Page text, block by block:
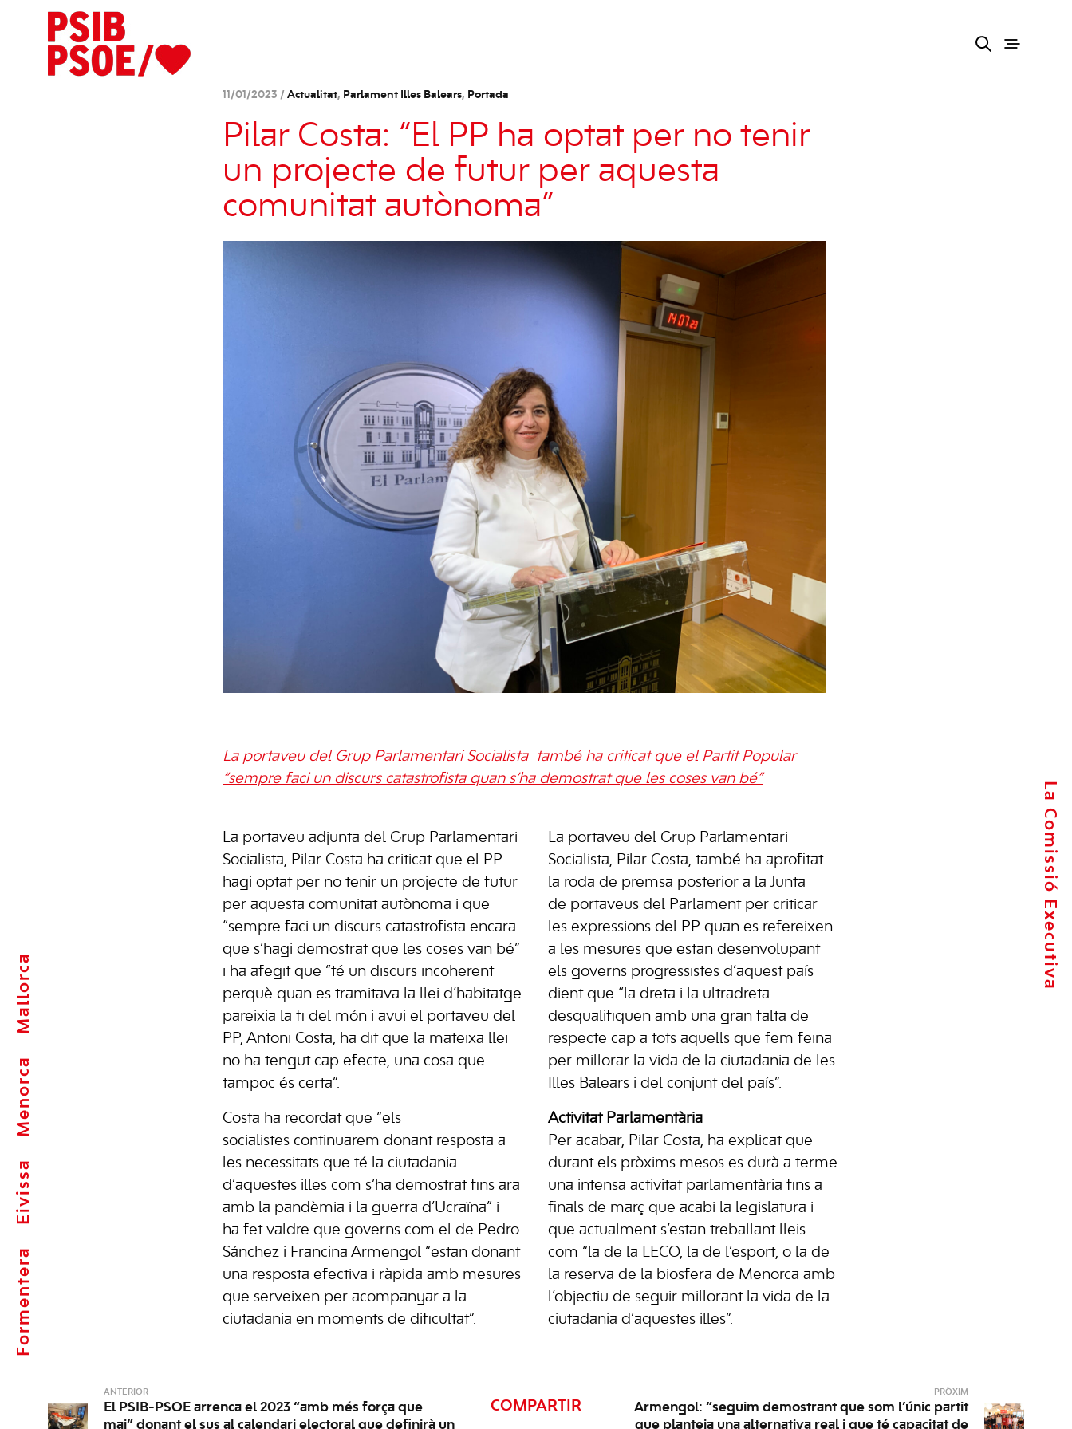
Formentera
Eivissa
Menorca
Mallorca
La Comissió Executiva
11/01/2023 / Actualitat, Parlament Illes Balears, Portada
Pilar Costa: “El PP ha optat per no tenir
un projecte de futur per aquesta
comunitat autònoma”
La portaveu del Grup Parlamentari Socialista també ha criticat que el Partit Popular
“sempre faci un discurs catastrofista quan s’ha demostrat que les coses van bé”
La portaveu adjunta del Grup Parlamentari
Socialista, Pilar Costa ha criticat que el PP
hagi optat per no tenir un projecte de futur
per aquesta comunitat autònoma i que
“sempre faci un discurs catastrofista encara
que s’hagi demostrat que les coses van bé”
i ha afegit que “té un discurs incoherent
perquè quan es tramitava la llei d’habitatge
pareixia la fi del món i avui el portaveu del
PP, Antoni Costa, ha dit que la mateixa llei
no ha tengut cap efecte, una cosa que
tampoc és certa”.
Costa ha recordat que “els
socialistes continuarem donant resposta a
les necessitats que té la ciutadania
d’aquestes illes com s’ha demostrat fins ara
amb la pandèmia i la guerra d’Ucraïna” i
ha fet valdre que governs com el de Pedro
Sánchez i Francina Armengol “estan donant
una resposta efectiva i ràpida amb mesures
que serveixen per acompanyar a la
ciutadania en moments de dificultat”.
La portaveu del Grup Parlamentari
Socialista, Pilar Costa, també ha aprofitat
la roda de premsa posterior a la Junta
de portaveus del Parlament per criticar
les expressions del PP quan es refereixen
a les mesures que estan desenvolupant
els governs progressistes d’aquest país
dient que “la dreta i la ultradreta
desqualifiquen amb una gran falta de
respecte cap a tots aquells que fem feina
per millorar la vida de la ciutadania de les
Illes Balears i del conjunt del país”.
Activitat Parlamentària
Per acabar, Pilar Costa, ha explicat que
durant els pròxims mesos es durà a terme
una intensa activitat parlamentària fins a
finals de març que acabi la legislatura i
que actualment s’estan treballant lleis
com “la de la LECO, la de l’esport, o la de
la reserva de la biosfera de Menorca amb
l’objectiu de seguir millorant la vida de la
ciutadania d’aquestes illes”.
ANTERIOR
El PSIB-PSOE arrenca el 2023 “amb més força que
mai” donant el sus al calendari electoral que definirà un
COMPARTIR
PRÒXIM
Armengol: “seguim demostrant que som l’únic partit
que planteja una alternativa real i que té capacitat de